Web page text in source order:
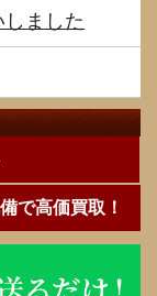
ました
で高価買取！